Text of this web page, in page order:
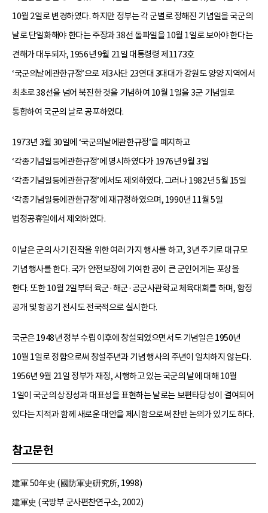
10월 2일로 변경하였다. 하지만 정부는 각 군별로 정해진 기념일을 국군의
날로 단일화해야 한다는 주장과 38선 돌파일을 10월 1일로 보아야 한다는
견해가 대두되자, 1956년 9월 21일 대통령령 제1173호
‘국군의날에관한규정’으로 제3사단 23연대 3대대가 강원도 양양 지역에서
최초로 38선을 넘어 북진한 것을 기념하여 10월 1일을 3군 기념일로
통합하여 국군의 날로 공포하였다.
1973년 3월 30일에 ‘국군의날에관한규정’을 폐지하고
‘각종기념일등에관한규정’에 명시하였다가 1976년 9월 3일
‘각종기념일등에관한규정’에서도 제외하였다. 그러나 1982년 5월 15일
‘각종기념일등에관한규정’에 재규정하였으며, 1990년 11월 5일
법정공휴일에서 제외하였다.
이날은 군의 사기 진작을 위한 여러 가지 행사를 하고, 3년 주기로 대규모
기념 행사를 한다. 국가 안전보장에 기여한 공이 큰 군인에게는 포상을
한다. 또한 10월 2일부터 육군·해군·공군사관학교 체육대회를 하며, 함정
공개 및 항공기 전시도 전국적으로 실시한다.
국군은 1948년 정부 수립 이후에 창설되었으면서도 기념일은 1950년
10월 1일로 정함으로써 창설주년과 기념 행사의 주년이 일치하지 않는다.
1956년 9월 21일 정부가 재정, 시행하고 있는 국군의 날에 대해 10월
1일이 국군의 상징성과 대표성을 표현하는 날로는 보편타당성이 결여되어
있다는 지적과 함께 새로운 대안을 제시함으로써 찬반 논의가 있기도 하다.
참고문헌
建軍 50年史 (國防軍史硏究所, 1998)
建軍史 (국방부 군사편찬연구소, 2002)